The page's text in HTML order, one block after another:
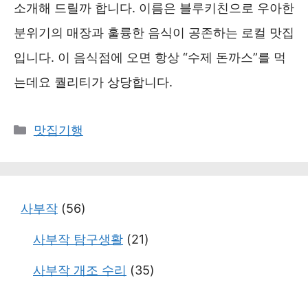
소개해 드릴까 합니다. 이름은 블루키친으로 우아한
분위기의 매장과 훌륭한 음식이 공존하는 로컬 맛집
입니다. 이 음식점에 오면 항상 “수제 돈까스”를 먹
는데요 퀄리티가 상당합니다.
카
맛집기행
사부작 (56)
사부작 탐구생활 (21)
사부작 개조 수리 (35)